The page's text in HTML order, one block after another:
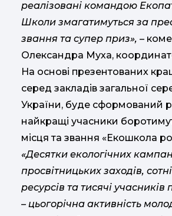
реалізовані командою
Школи змагатимуться за
звання та супер приз», –
Олександра Муха,
На основі презентованих
серед закладів загальної
України, буде сформований
найкращі учасники
місця та звання «Екошкола
«Десятки екологічних
просвітницьких заходів,
ресурсів та тисячі учасників
– цьогорічна активність